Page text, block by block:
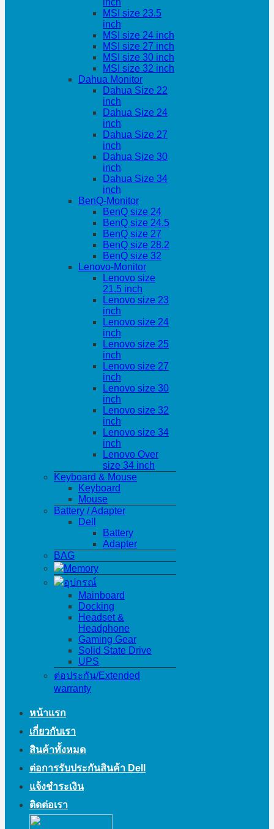
inch
MSI size 23.5
inch
MSI size 24 inch
MSI size 27 inch
MSI size 30 inch
MSI size 32 inch
Dahua Monitor
Dahua Size 22
inch
Dahua Size 24
inch
Dahua Size 27
inch
Dahua Size 30
inch
Dahua Size 34
inch
BenQ-Monitor
BenQ size 24
BenQ size 24.5
BenQ size 27
BenQ size 28.2
BenQ size 32
Lenovo-Monitor
Lenovo size
21.5 inch
Lenovo size 23
inch
Lenovo size 24
inch
Lenovo size 25
inch
Lenovo size 27
inch
Lenovo size 30
inch
Lenovo size 32
inch
Lenovo size 34
inch
Lenovo Over
size 34 inch
Keyboard & Mouse
Keyboard
Mouse
Battery / Adapter
Dell
Battery
Adapter
BAG
Memory
อุปกรณ์
Mainboard
Docking
Headset &
Headphone
Gaming Gear
Solid State Drive
UPS
ต่อประกัน/Extended
warranty
หน้าแรก
เกี่ยวกับเรา
สินค้าทั้งหมด
ต่อการรับประกันสินค้า Dell
แจ้งชำระเงิน
ติดต่อเรา